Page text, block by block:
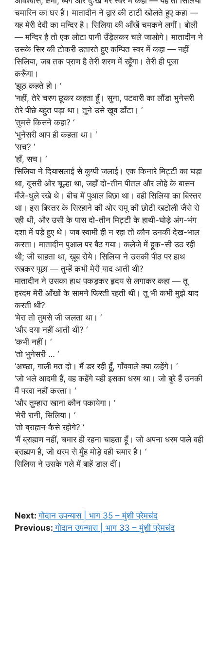
चमारिन का घर है। मातादीन ने द्वार की टाटी खोलते हुए कहा —
यह मेरी देवी का मन्दिर है। सिलिया की आँखें चमकने लगीं। बोली
— मन्दिर है तो एक लोटा पानी उँड़ेलकर चले जाओगे। मातादीन ने
उसके सिर की टोकरी उतारते हुए कम्पित स्वर में कहा — नहीं
सिलिया, जब तक प्राण है तेरी शरण में रहूँगा। तेरी ही पूजा
करूँगा।
‘झूठ कहते हो। ‘
‘नहीं, तेरे चरण छूकर कहता हूँ। सुना, पटवारी का लौंडा भुनेसरी
तेरे पीछे बहुत पड़ा था। तूने उसे ख़ूब डाँटा। ‘
‘तुमसे किसने कहा? ‘
‘भुनेसरी आप ही कहता था। ‘
‘सच? ‘
‘हाँ, सच। ‘
सिलिया ने दियासलाई से कुप्पी जलाई। एक किनारे मिट्टी का घड़ा
था, दूसरी ओर चूल्हा था, जहाँ दो-तीन पीतल और लोहे के बासन
मँजे-धुले रखे थे। बीच में पुआल बिछा था। वही सिलिया का बिस्तर
था। इस बिस्तर के सिरहाने की ओर रामू की छोटी खटोली जैसे रो
रही थी, और उसी के पास दो-तीन मिट्टी के हाथी-घोड़े अंग-भंग
दशा में पड़े हुए थे। जब स्वामी ही न रहा तो कौन उनकी देख-भाल
करता। मातादीन पुआल पर बैठ गया। कलेजे में हूक-सी उठ रही
थी; जी चाहता था, ख़ूब रोये। सिलिया ने उसकी पीठ पर हाथ
रखकर पूछा — तुम्हें कभी मेरी याद आती थी?
मातादीन ने उसका हाथ पकड़कर हृदय से लगाकर कहा — तू
हरदम मेरी आँखों के सामने फिरती रहती थी। तू भी कभी मुझे याद
करती थी?
‘मेरा तो तुमसे जी जलता था। ‘
‘और दया नहीं आती थी? ‘
‘कभी नहीं। ‘
‘तो भुनेसरी … ‘
‘अच्छा, गाली मत दो। मैं डर रही हूँ, गाँववाले क्या कहेंगे। ‘
‘जो भले आदमी हैं, वह कहेंगे यही इसका धरम था। जो बुरे हैं उनकी
मैं परवा नहीं करता। ‘
‘और तुम्हारा खाना कौन पकायेगा। ‘
‘मेरी रानी, सिलिया। ‘
‘तो ब्राह्मन कैसे रहोगे? ‘
‘मैं ब्राह्मण नहीं, चमार ही रहना चाहता हूँ। जो अपना धरम पाले वही
ब्राह्मण है, जो धरम से मुँह मोड़े वही चमार है। ‘
सिलिया ने उसके गले में बाहें डाल दीं।
Next:गोदान उपन्यास | भाग 35 – मुंशी प्रेमचंद
Previous: गोदान उपन्यास | भाग 33 – मुंशी प्रेमचंद